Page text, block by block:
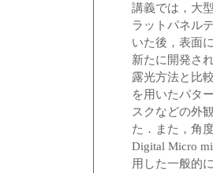
講義では，大
ラットパネル
いた後，表面
新たに開発さ
露光方法と比
を用いたパタ
スクなどの外
た．また，角
Digital Micro
用した一般的